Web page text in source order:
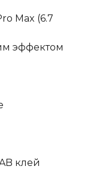
Max (6.7
эффектом
клей